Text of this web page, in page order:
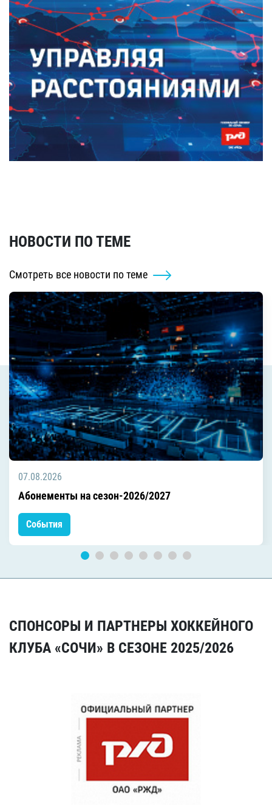
НОВОСТИ ПО ТЕМЕ
Смотреть все новости по теме
07.08.2026
Абонементы на сезон-2026/2027
События
СПОНСОРЫ И ПАРТНЕРЫ ХОККЕЙНОГО
КЛУБА «СОЧИ» В СЕЗОНЕ 2025/2026